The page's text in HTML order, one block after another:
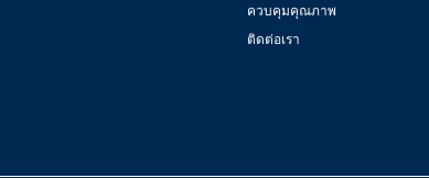
ควบคุมคุณภาพ
ติดต่อเรา